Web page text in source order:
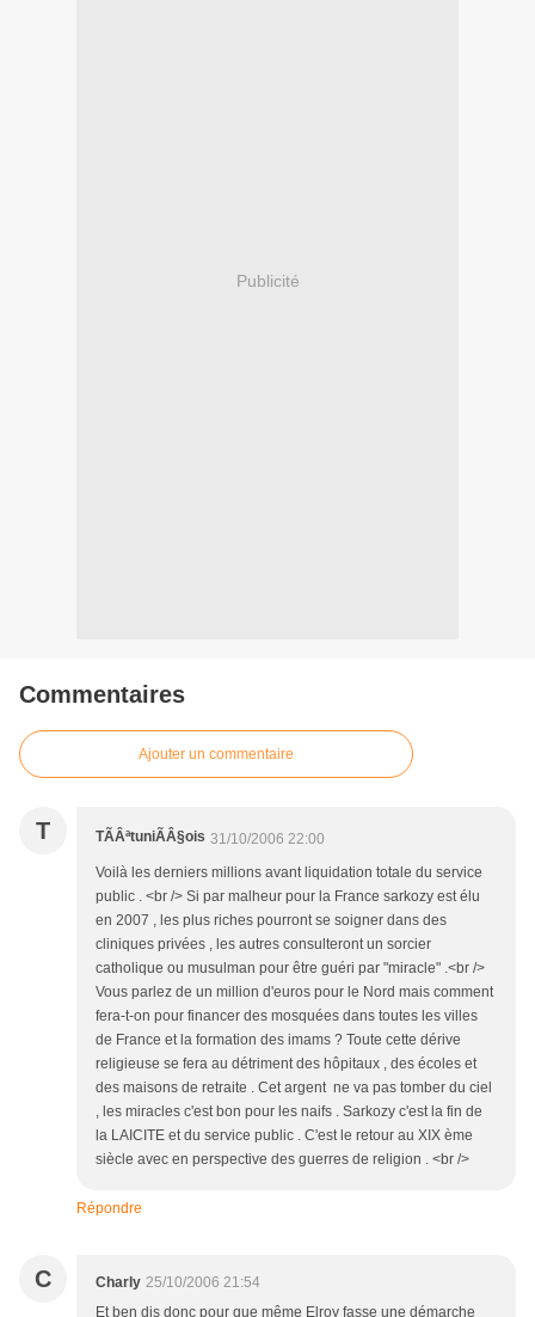
Publicité
Commentaires
Ajouter un commentaire
T TÃÂªtuniÃÂ§ois 31/10/2006 22:00
Voilà les derniers millions avant liquidation totale du service
public . <br /> Si par malheur pour la France sarkozy est élu
en 2007 , les plus riches pourront se soigner dans des
cliniques privées , les autres consulteront un sorcier
catholique ou musulman pour être guéri par "miracle" .<br />
Vous parlez de un million d'euros pour le Nord mais comment
fera-t-on pour financer des mosquées dans toutes les villes
de France et la formation des imams ? Toute cette dérive
religieuse se fera au détriment des hôpitaux , des écoles et
des maisons de retraite . Cet argent ne va pas tomber du ciel
, les miracles c'est bon pour les naifs . Sarkozy c'est la fin de
la LAICITE et du service public . C'est le retour au XIX ème
siècle avec en perspective des guerres de religion . <br />
Répondre
C Charly 25/10/2006 21:54
Et ben dis donc pour que même Elroy fasse une démarche